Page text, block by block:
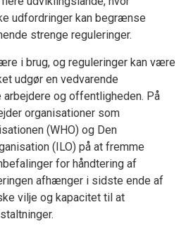
udfordringer kan begrænse
strenge reguleringer.
i brug, og reguleringer kan være
udgør en vedvarende
og offentligheden. På
organisationer som
(WHO) og Den
(ILO) på at fremme
for håndtering af
afhænger i sidste ende af
vilje og kapacitet til at